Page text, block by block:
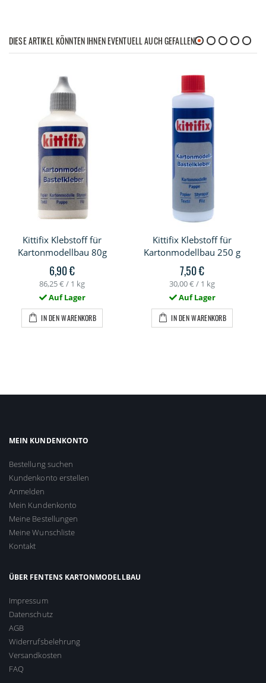
DIESE ARTIKEL KÖNNTEN IHNEN EVENTUELL AUCH GEFALLEN!
Kittifix Klebstoff für
Kartonmodellbau 80g
6,90 €
86,25 € / 1 kg
Auf Lager
IN DEN WARENKORB
Kittifix Klebstoff für
Kartonmodellbau 250 g
7,50 €
30,00 € / 1 kg
Auf Lager
IN DEN WARENKORB
MEIN KUNDENKONTO
Bestellung suchen
Kundenkonto erstellen
Anmelden
Mein Kundenkonto
Meine Bestellungen
Meine Wunschliste
Kontakt
ÜBER FENTENS KARTONMODELLBAU
Impressum
Datenschutz
AGB
Widerrufsbelehrung
Versandkosten
FAQ